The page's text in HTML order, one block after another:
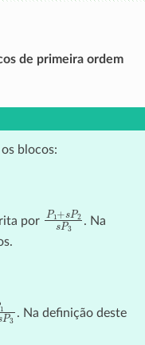
de primeira ordem
blocos:
por P1+sP 2s
. Na
+sP 3
. Na definição deste